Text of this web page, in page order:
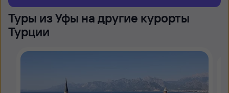
Туры из Уфы на другие курорты
Турции